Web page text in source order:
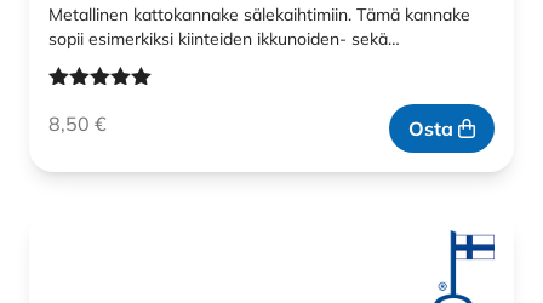
Metallinen kattokannake sälekaihtimiin. Tämä kannake
sopii esimerkiksi kiinteiden ikkunoiden- sekä…
tuotteesta:
8,50 € Osta